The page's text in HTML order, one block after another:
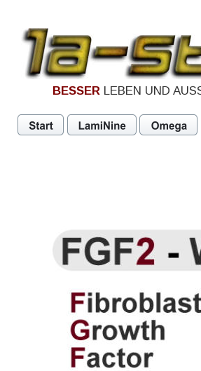
BESSER LEBEN UND
FGF
FGF Fibroblast